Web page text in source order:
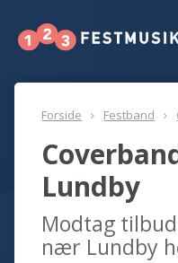
Forside Festband
Lundby
Modtag
nær Lundby